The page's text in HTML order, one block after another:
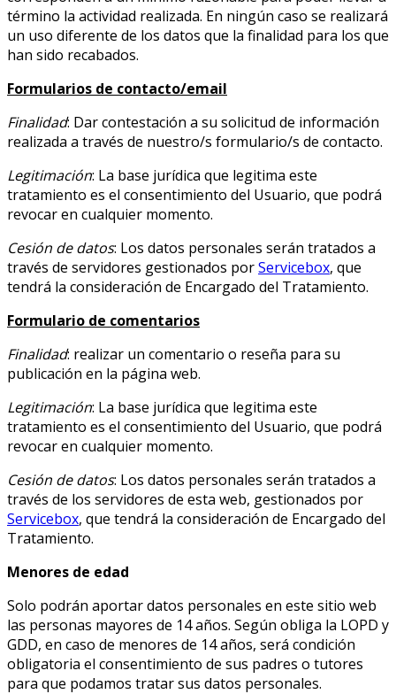
término la actividad realizada. En ningún caso se realizará
un uso diferente de los datos que la finalidad para los que
han sido recabados.
Formularios de contacto/email
Finalidad: Dar contestación a su solicitud de información
realizada a través de nuestro/s formulario/s de contacto.
Legitimación: La base jurídica que legitima este
tratamiento es el consentimiento del Usuario, que podrá
revocar en cualquier momento.
Cesión de datos: Los datos personales serán tratados a
través de servidores gestionados porServicebox, que
tendrá la consideración de Encargado del Tratamiento.
Formulario de comentarios
Finalidad: realizar un comentario o reseña para su
publicación en la página web.
Legitimación: La base jurídica que legitima este
tratamiento es el consentimiento del Usuario, que podrá
revocar en cualquier momento.
Cesión de datos: Los datos personales serán tratados a
través de los servidores de esta web, gestionados por
Servicebox, que tendrá la consideración de Encargado del
Tratamiento.
Menores de edad
Solo podrán aportar datos personales en este sitio web
las personas mayores de 14 años. Según obliga la LOPD y
GDD, en caso de menores de 14 años, será condición
obligatoria el consentimiento de sus padres o tutores
para que podamos tratar sus datos personales.